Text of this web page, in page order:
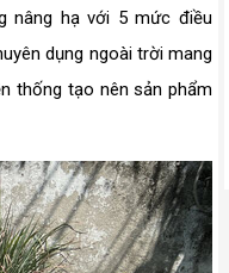
nâng hạ với 5 mức điều
dụng ngoài trời mang
thống tạo nên sản phẩm